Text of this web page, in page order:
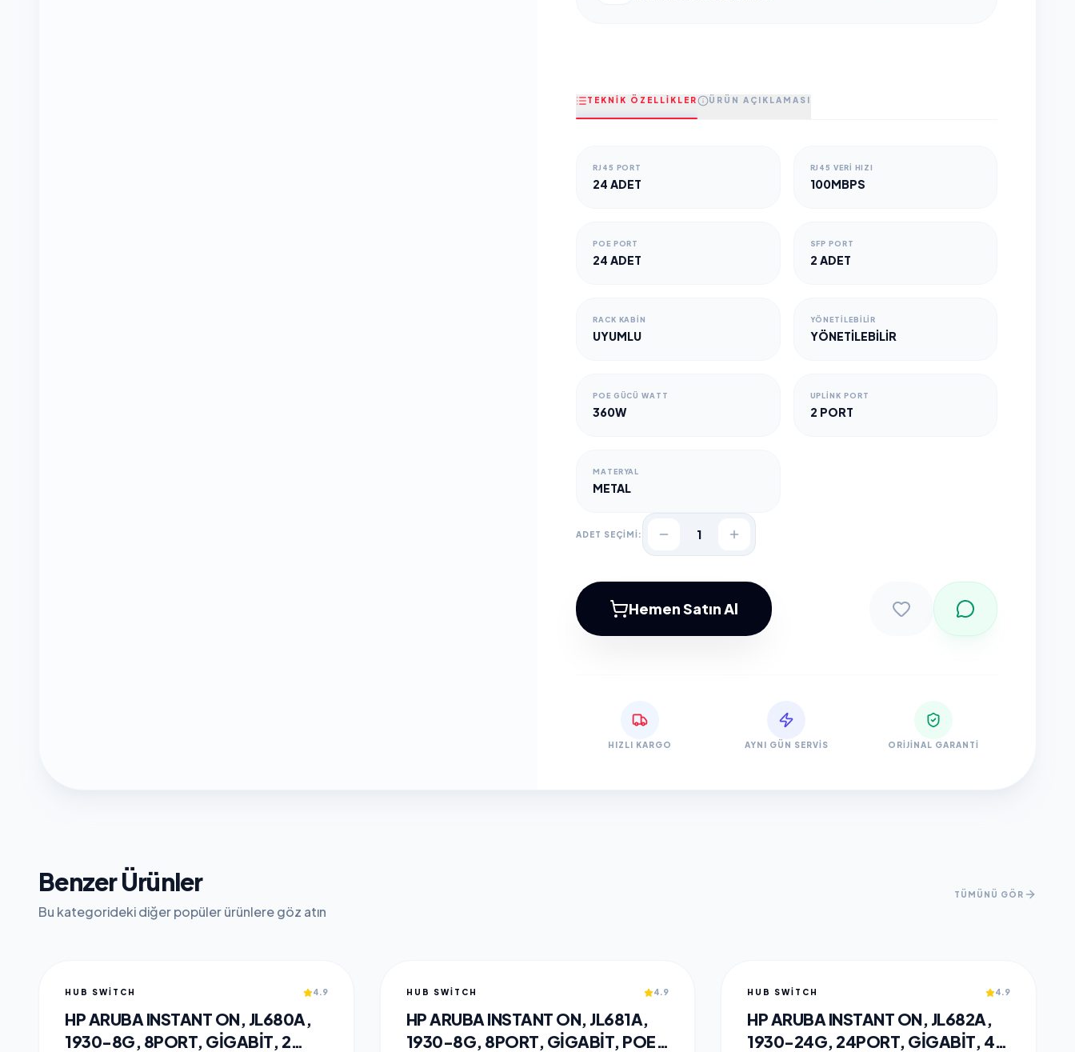
TEKNİK ÖZELLİKLER ÜRÜN AÇIKLAMASI
RJ45 PORT
24 ADET
RJ45 VERI HIZI
100MBPS
POE PORT
24 ADET
SFP PORT
2 ADET
RACK KABIN
UYUMLU
YÖNETILEBILIR
YÖNETILEBILIR
POE GÜCÜ WATT
360W
UPLINK PORT
2 PORT
MATERYAL
​METAL
ADET SEÇİMİ: 1
Hemen Satın Al
HIZLI KARGO AYNI GÜN SERVIS ORIJINAL GARANTI
Benzer Ürünler
Bu kategorideki diğer popüler ürünlere göz atın
TÜMÜNÜ GÖR
HUB SWITCH 4.9
HP ARUBA INSTANT ON, JL680A,
1930-8G, 8PORT, GIGABIT, 2
HUB SWITCH 4.9
HP ARUBA INSTANT ON, JL681A,
1930-8G, 8PORT, GIGABIT, POE
HUB SWITCH 4.9
HP ARUBA INSTANT ON, JL682A,
1930-24G, 24PORT, GIGABIT, 4